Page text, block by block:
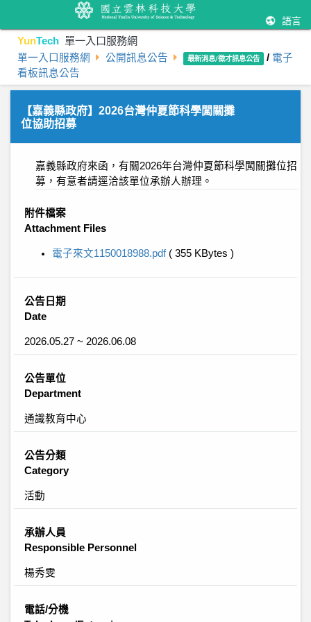
語言
YunTech 單一入口服務網
單一入口服務網 公開訊息公告 最新消息/徵才訊息公告 / 電子
看板訊息公告
【嘉義縣政府】2026台灣仲夏節科學闖關攤
位協助招募
嘉義縣政府來函，有關2026年台灣仲夏節科學闖關攤位招
募，有意者請逕洽該單位承辦人辦理。
附件檔案
Attachment Files
電子來文1150018988.pdf ( 355 KBytes )
公告日期
Date
2026.05.27 ~ 2026.06.08
公告單位
Department
通識教育中心
公告分類
Category
活動
承辦人員
Responsible Personnel
楊秀雯
電話/分機